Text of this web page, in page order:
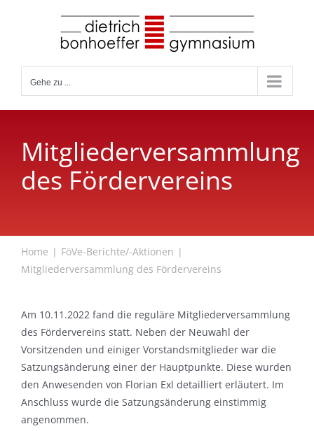
Gehe zu ...
Mitgliederversammlung
des Fördervereins
Home
FöVe-Berichte/-Aktionen
Mitgliederversammlung des Fördervereins
Am 10.11.2022 fand die reguläre Mitgliederversammlung
des Fördervereins statt. Neben der Neuwahl der
Vorsitzenden und einiger Vorstandsmitglieder war die
Satzungsänderung einer der Hauptpunkte. Diese wurden
den Anwesenden von Florian Exl detailliert erläutert. Im
Anschluss wurde die Satzungsänderung einstimmig
angenommen.